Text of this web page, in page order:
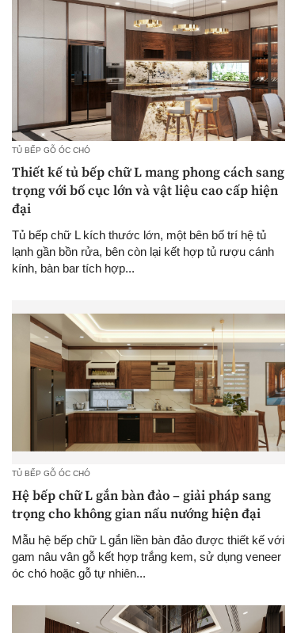
TỦ BẾP GỖ ÓC CHÓ
Thiết kế tủ bếp chữ L mang phong cách sang
trọng với bố cục lớn và vật liệu cao cấp hiện
đại
Tủ bếp chữ L kích thước lớn, một bên bố trí hệ tủ
lạnh gần bồn rửa, bên còn lại kết hợp tủ rượu cánh
kính, bàn bar tích hợp...
TỦ BẾP GỖ ÓC CHÓ
Hệ bếp chữ L gắn bàn đảo – giải pháp sang
trọng cho không gian nấu nướng hiện đại
Mẫu hệ bếp chữ L gắn liền bàn đảo được thiết kế với
gam nâu vân gỗ kết hợp trắng kem, sử dụng veneer
óc chó hoặc gỗ tự nhiên...